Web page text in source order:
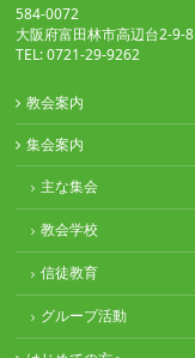
584-0072
大阪府富田林市高辺台2-9-8
TEL: 0721-29-9262
教会案内
集会案内
主な集会
教会学校
信徒教育
グループ活動